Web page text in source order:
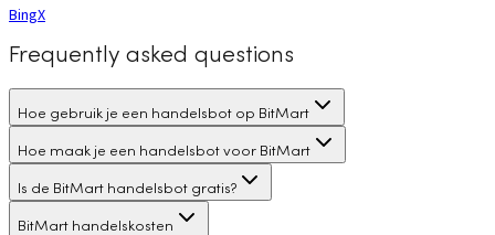
BingX
Frequently asked questions
Hoe gebruik je een handelsbot op BitMart
Hoe maak je een handelsbot voor BitMart
Is de BitMart handelsbot gratis?
BitMart handelskosten